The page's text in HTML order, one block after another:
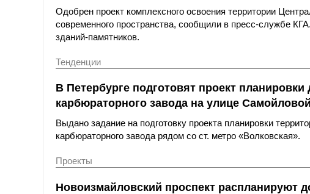
Одобрен проект комплексного освоения территории
современного пространства, сообщили в пресс-службе
зданий-памятников.
Тенденции
В Петербурге подготовят проект
карбюраторного завода на улице Самойловой
Выдано задание на подготовку проекта планировки
карбюраторного завода рядом со ст. метро «Волковская».
Проекты
Новоизмайловский проспект распланируют